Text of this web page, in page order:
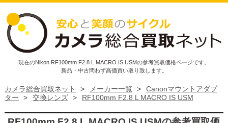
現在のNikon RF100mm F2.8 L MACRO IS USMの参考買取価格ページです。
新品・中古問わず高価買い取り致します。
カメラ総合買取ネット > メーカー一覧 >
Canonマウントアダプ
ター
> 交換レンズ > RF100mm F2.8 L MACRO IS USM